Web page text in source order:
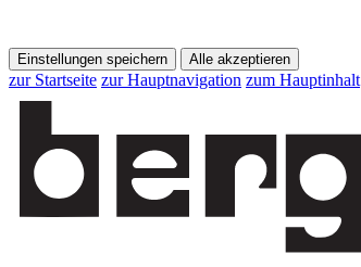
Einstellungen speichern Alle akzeptieren
zur Startseite zur Hauptnavigation zum Hauptinhalt